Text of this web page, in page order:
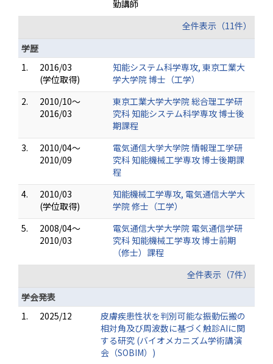
勤講師
全件表示（11件）
学歴
1.
2016/03
(学位取得)
知能システム科学専攻, 東京工業大
学大学院 博士（工学）
2.
2010/10～
2016/03
東京工業大学大学院 総合理工学研
究科 知能システム科学専攻 博士後
期課程
3.
2010/04～
2010/09
電気通信大学大学院 情報理工学研
究科 知能機械工学専攻 博士後期課
程
4.
2010/03
(学位取得)
知能機械工学専攻, 電気通信大学大
学院 修士（工学）
5.
2008/04～
2010/03
電気通信大学大学院 電気通信学研
究科 知能機械工学専攻 博士前期
（修士）課程
全件表示（7件）
学会発表
1.
2025/12
皮膚疾患性状を判別可能な振動伝搬の
相対角及び周波数に基づく触診AIに関
する研究 (バイオメカニズム学術講演
会（SOBIM）)